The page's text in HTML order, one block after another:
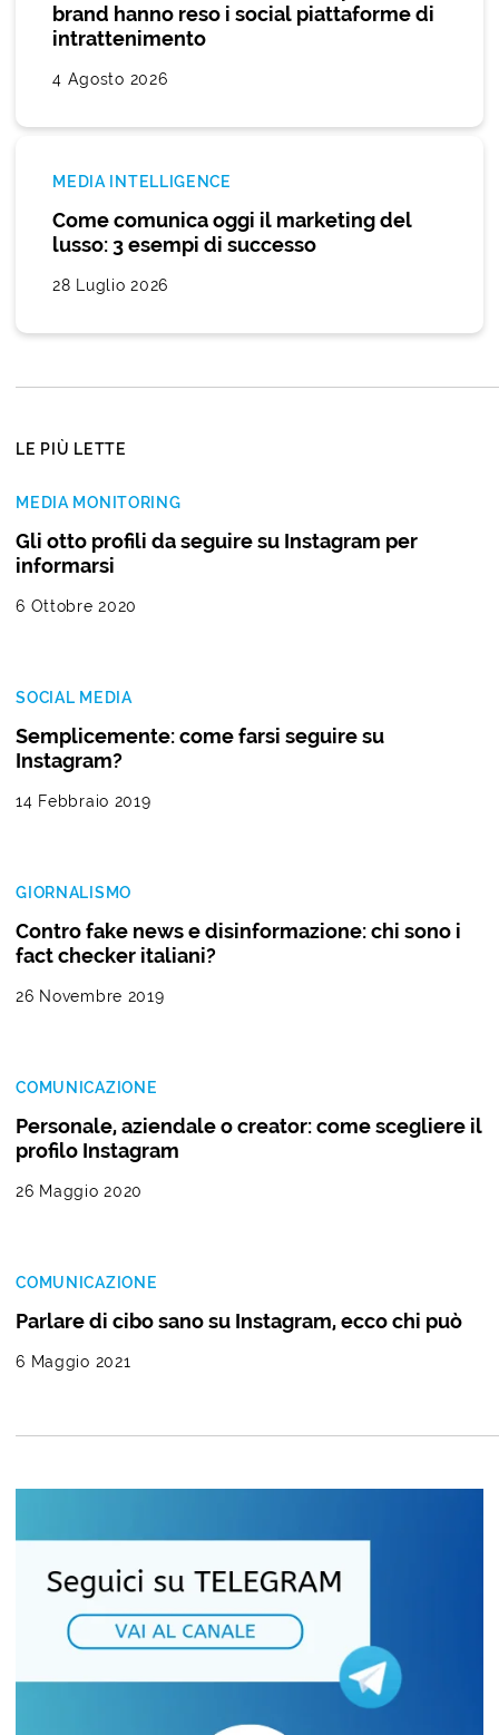
brand hanno reso i social piattaforme di
intrattenimento
4 Agosto 2026
MEDIA INTELLIGENCE
Come comunica oggi il marketing del
lusso: 3 esempi di successo
28 Luglio 2026
LE PIÙ LETTE
MEDIA MONITORING
Gli otto profili da seguire su Instagram per
informarsi
6 Ottobre 2020
SOCIAL MEDIA
Semplicemente: come farsi seguire su
Instagram?
14 Febbraio 2019
GIORNALISMO
Contro fake news e disinformazione: chi sono i
fact checker italiani?
26 Novembre 2019
COMUNICAZIONE
Personale, aziendale o creator: come scegliere il
profilo Instagram
26 Maggio 2020
COMUNICAZIONE
Parlare di cibo sano su Instagram, ecco chi può
6 Maggio 2021